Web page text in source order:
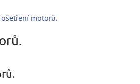
motorů.